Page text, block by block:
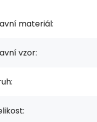
materiál:
vzor: